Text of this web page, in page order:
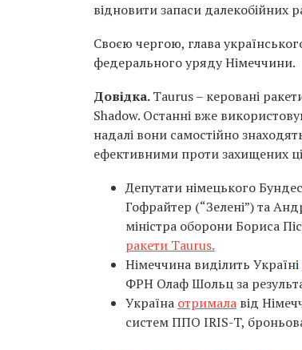
відновити запаси далекобійних
Своєю чергою, глава
федерального уряду Німеччини.
Довідка.Taurus – керовані
Shadow. Останні вже
надалі вони самостійно
ефективними проти захищених
Депутати німецького
Гофрайтер (“Зелені”) та
міністра оборони Бориса
ракети Taurus.
Німеччина виділить Україні
ФРН Олаф Шольц за
Україна отримала від
систем ППО IRIS-T,